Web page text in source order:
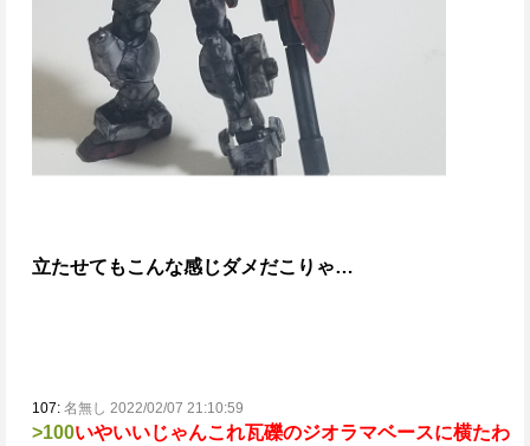
立たせてもこんな感じダメだこりゃ…
107: 名無し 2022/02/07 21:10:59
>100いやいいじゃんこれ瓦礫のジオラマベースに横たわ